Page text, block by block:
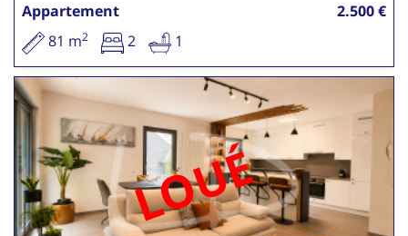
Appartement
2.500 €
81 m2 2 1
LOUÉ